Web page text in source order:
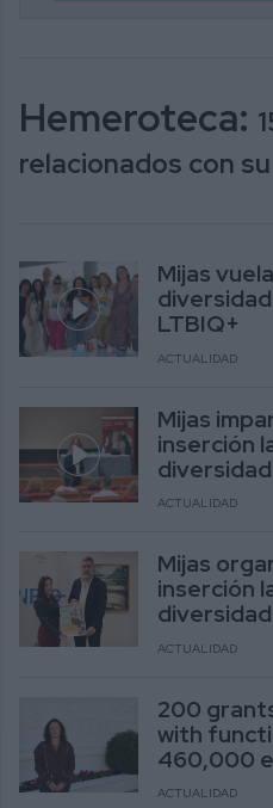
Hemeroteca:
relacionados con
Mijas
LTBIQ+
ACTUALIDAD
Mijas
inserción
ACTUALIDAD
Mijas
inserción
ACTUALIDAD
200
with
460,000
ACTUALIDAD